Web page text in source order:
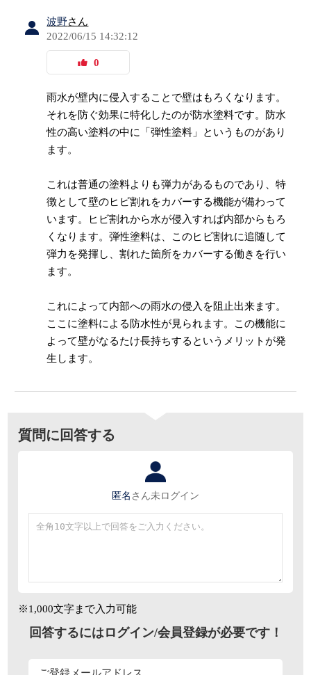
波野さん
2022/06/15 14:32:12
0
雨水が壁内に侵入することで壁はもろくなります。
それを防ぐ効果に特化したのが防水塗料です。防水
性の高い塗料の中に「弾性塗料」というものがあり
ます。
これは普通の塗料よりも弾力があるものであり、特
徴として壁のヒビ割れをカバーする機能が備わって
います。ヒビ割れから水が侵入すれば内部からもろ
くなります。弾性塗料は、このヒビ割れに追随して
弾力を発揮し、割れた箇所をカバーする働きを行い
ます。
これによって内部への雨水の侵入を阻止出来ます。
ここに塗料による防水性が見られます。この機能に
よって壁がなるたけ長持ちするというメリットが発
生します。
質問に回答する
匿名 さん未ログイン
※1,000文字まで入力可能
回答するにはログイン/会員登録が必要です！
ご登録メールアドレス